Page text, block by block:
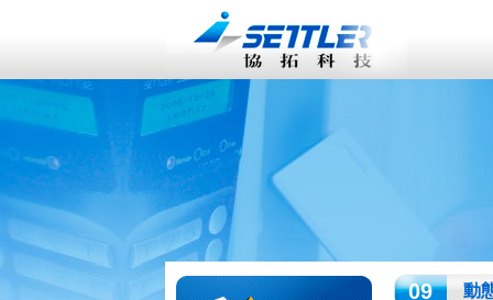
09 動